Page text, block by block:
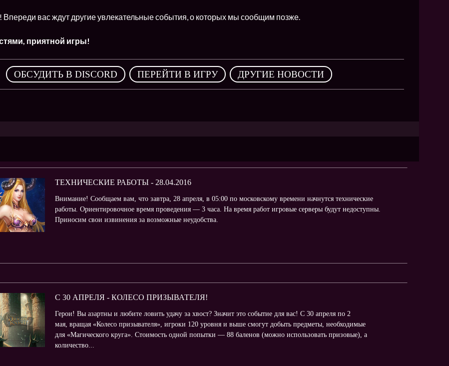
Впереди вас ждут другие увлекательные события, о которых мы сообщим позже.
приятной игры!
ОБСУДИТЬ В DISCORD , ПЕРЕЙТИ В ИГРУ , ДРУГИЕ НОВОСТИ
ТЕХНИЧЕСКИЕ РАБОТЫ - 28.04.2016
Внимание! Сообщаем вам, что завтра, 28 апреля, в 05:00 по московскому времени начнутся технические
работы. Ориентировочное время проведения — 3 часа. На время работ игровые серверы будут недоступны.
Приносим свои извинения за возможные неудобства.
С 30 АПРЕЛЯ - КОЛЕСО ПРИЗЫВАТЕЛЯ!
Герои! Вы азартны и любите ловить удачу за хвост? Значит это событие для вас! С 30 апреля по 2
мая, вращая «Колесо призывателя», игроки 120 уровня и выше смогут добыть предметы, необходимые
для «Магического круга». Стоимость одной попытки — 88 баленов (можно использовать призовые), а
количество...